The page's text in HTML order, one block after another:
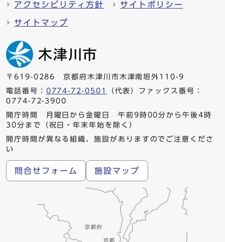
アクセシビリティ方針 サイトポリシー
サイトマップ
〒619-0286 京都府木津川市木津南垣外110-9
電話番号： 0774-72-0501
（代表）ファックス番号：
0774-72-3900
開庁時間 月曜日から金曜日 午前9時00分から午後4時
30分まで（祝日・年末年始を除く）
開庁時間が異なる組織、施設がありますのでご注意くださ
い
問合せフォーム 施設マップ